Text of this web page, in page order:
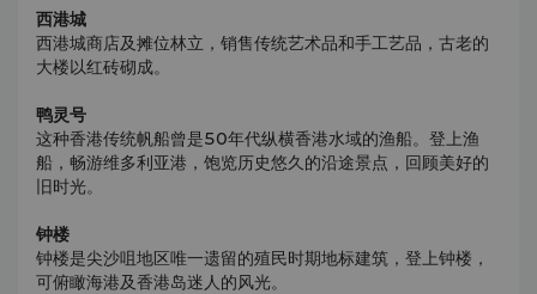
西港城
西港城商店及摊位林立，销售传统艺术品和手工艺品，古老的
大楼以红砖砌成。
鸭灵号
这种香港传统帆船曾是50年代纵横香港水域的渔船。登上渔
船，畅游维多利亚港，饱览历史悠久的沿途景点，回顾美好的
旧时光。
钟楼
钟楼是尖沙咀地区唯一遗留的殖民时期地标建筑，登上钟楼，
可俯瞰海港及香港岛迷人的风光。